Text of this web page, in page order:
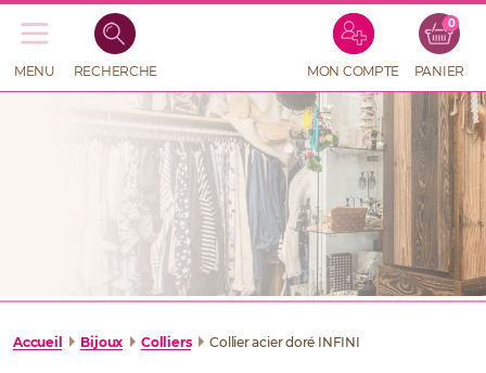
Recherche
de
MENU RECHERCHE MON COMPTE PANIER
0
RECHERCHE
DE
PRODUITS
Accueil Bijoux Colliers Collier acier doré INFINI